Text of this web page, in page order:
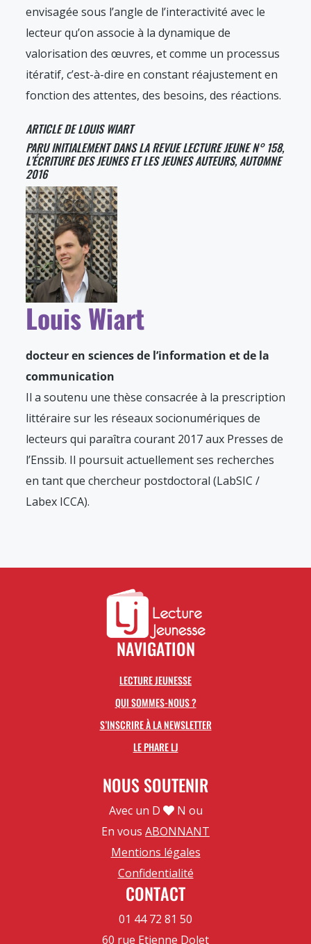
envisagée sous l’angle de l’interactivité avec le
lecteur qu’on associe à la dynamique de
valorisation des œuvres, et comme un processus
itératif, c’est-à-dire en constant réajustement en
fonction des attentes, des besoins, des réactions.
ARTICLE DE LOUIS WIART
PARU INITIALEMENT DANS LA REVUE LECTURE JEUNE N° 158,
L’ÉCRITURE DES JEUNES ET LES JEUNES AUTEURS, AUTOMNE
2016
Louis Wiart
docteur en sciences de l’information et de la
communication
Il a soutenu une thèse consacrée à la prescription
littéraire sur les réseaux socionumériques de
lecteurs qui paraîtra courant 2017 aux Presses de
l’Enssib. Il poursuit actuellement ses recherches
en tant que chercheur postdoctoral (LabSIC /
Labex ICCA).
NAVIGATION
LECTURE JEUNESSE
QUI SOMMES-NOUS ?
S’INSCRIRE À LA NEWSLETTER
LE PHARE LJ
NOUS SOUTENIR
Avec un D
N ou
En vous ABONNANT
Mentions légales
Confidentialité
CONTACT
01 44 72 81 50
60 rue Etienne Dolet